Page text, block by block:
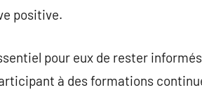
positive.
pour eux de rester
à des formations